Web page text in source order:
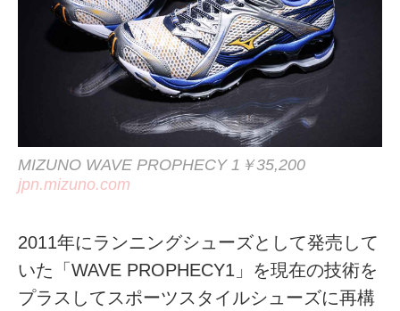
MIZUNO WAVE PROPHECY 1￥35,200
jpn.mizuno.com
2011年にランニングシューズとして発売して
いた「WAVE PROPHECY1」を現在の技術を
プラスしてスポーツスタイルシューズに再構